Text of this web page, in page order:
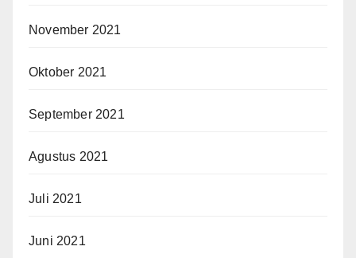
November 2021
Oktober 2021
September 2021
Agustus 2021
Juli 2021
Juni 2021